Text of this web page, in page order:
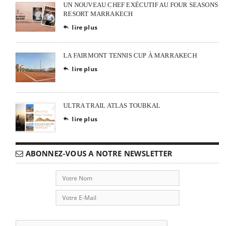
UN NOUVEAU CHEF EXÉCUTIF AU FOUR SEASONS
RESORT MARRAKECH
 lire plus
LA FAIRMONT TENNIS CUP À MARRAKECH
 lire plus
ULTRA TRAIL ATLAS TOUBKAL
 lire plus
ABONNEZ-VOUS A NOTRE NEWSLETTER